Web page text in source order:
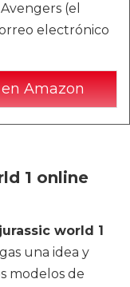
(el
electrónico
Amazon
1 online
jurassic world 1
una idea y
modelos de